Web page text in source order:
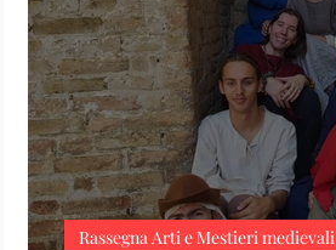
Rassegna Arti e Mestieri medievali